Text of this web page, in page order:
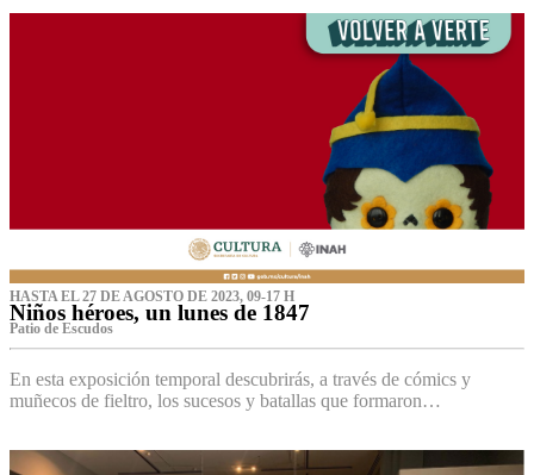
HASTA EL 27 DE AGOSTO DE 2023, 09-17 H
Niños héroes, un lunes de 1847
Patio de Escudos
En esta exposición temporal descubrirás, a través de cómics y
muñecos de fieltro, los sucesos y batallas que formaron…